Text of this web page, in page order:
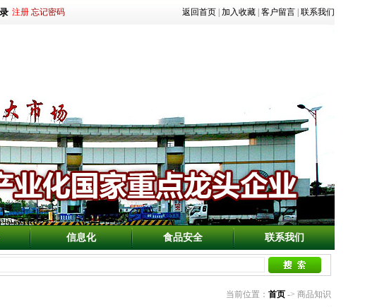
注册 忘记密码 返回首页 加入收藏 客户留言 联系我们
信息化 食品安全 联系我们
当前位置： 首页 -> 商品知识